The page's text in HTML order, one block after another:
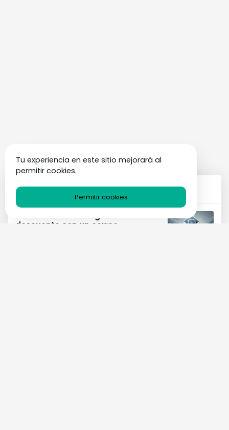
Publicaciones populares
descuento con un correo
Tu experiencia en este sitio mejorará al
permitir cookies.
Permitir cookies